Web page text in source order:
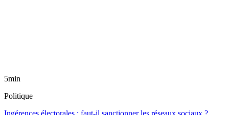
5min
Politique
Ingérences électorales : faut-il sanctionner les réseaux sociaux ?